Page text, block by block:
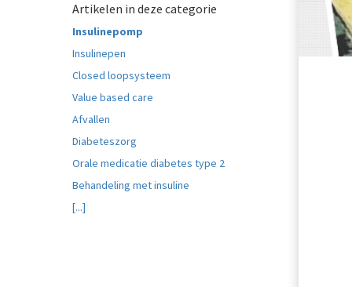
Artikelen in deze categorie
Insulinepomp
Insulinepen
Closed loopsysteem
Value based care
Afvallen
Diabeteszorg
Orale medicatie diabetes type 2
Behandeling met insuline
[...]